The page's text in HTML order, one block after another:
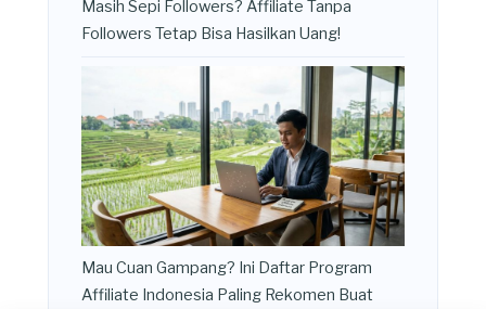
Masih Sepi Followers? Affiliate Tanpa
Followers Tetap Bisa Hasilkan Uang!
Mau Cuan Gampang? Ini Daftar Program
Affiliate Indonesia Paling Rekomen Buat